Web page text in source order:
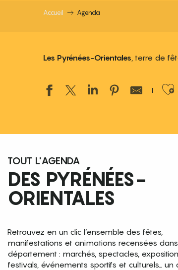
Accueil Agenda
Les Pyrénées-Orientales, terre de
TOUT L'AGENDA
DES PYRÉNÉES-
ORIENTALES
Retrouvez en un clic l’ensemble des fêtes,
manifestations et animations recensées
département : marchés, spectacles,
festivals, événements sportifs et culturels… un